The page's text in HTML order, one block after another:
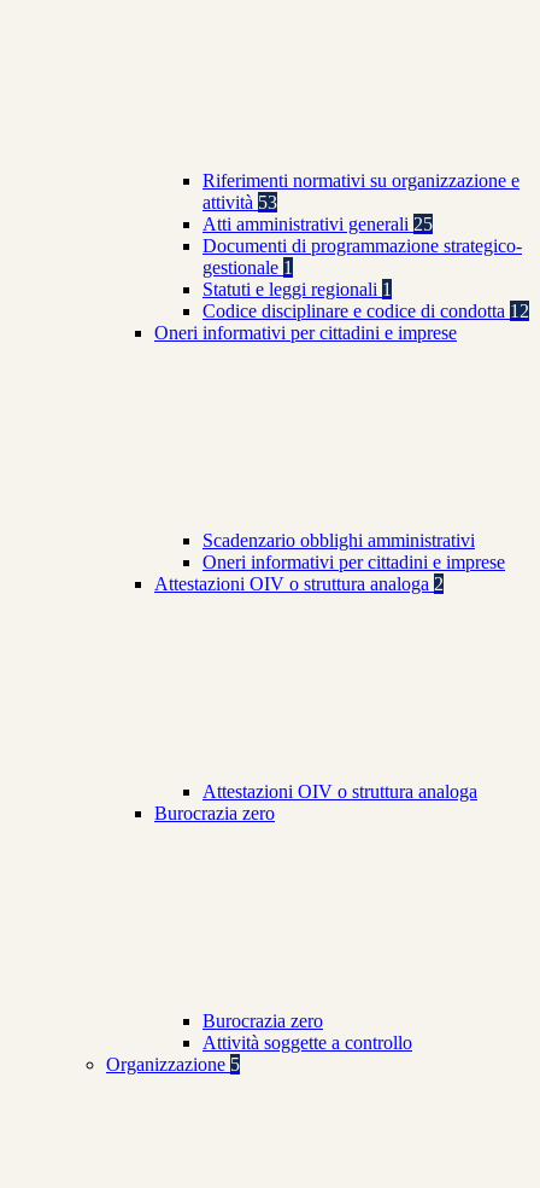
Riferimenti normativi su organizzazione e
attività 53
Atti amministrativi generali 25
Documenti di programmazione strategico-
gestionale 1
Statuti e leggi regionali 1
Codice disciplinare e codice di condotta 12
Oneri informativi per cittadini e imprese
Scadenzario obblighi amministrativi
Oneri informativi per cittadini e imprese
Attestazioni OIV o struttura analoga 2
Attestazioni OIV o struttura analoga
Burocrazia zero
Burocrazia zero
Attività soggette a controllo
Organizzazione 5